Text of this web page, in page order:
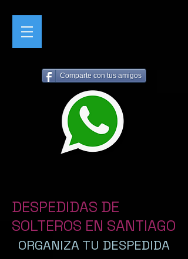
Comparte con tus amigos
DESPEDIDAS DE
SOLTEROS EN SANTIAGO
ORGANIZA TU DESPEDIDA